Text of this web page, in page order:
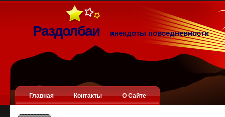
Раздолбаи анекдоты повседневности
Главная Контакты О Сайте